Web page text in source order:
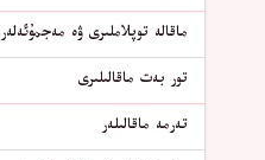
ماقالە توپلاملىرى ۋە مەجمۇئەلەر
تور بەت ماقالىلىرى
تەرمە ماقالىلەر